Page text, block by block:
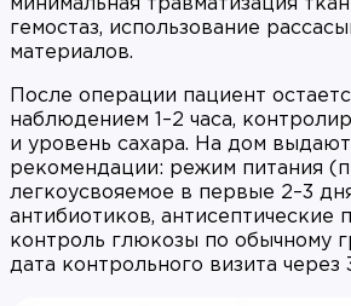
минимальная травматизация
гемостаз, использование
материалов.
После операции пациент
наблюдением 1–2 часа,
и уровень сахара. На дом
рекомендации: режим питания
легкоусвояемое в первые 2–3
антибиотиков, антисептические
контроль глюкозы по обычному
дата контрольного визита через